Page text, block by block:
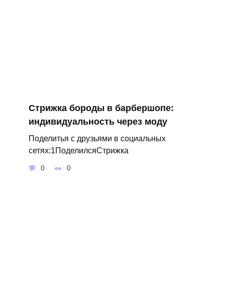
Стрижка бороды в барбершопе:
индивидуальность через моду
Поделитья с друзьями в социальных
сетях:1ПоделилсяСтрижка
0 0